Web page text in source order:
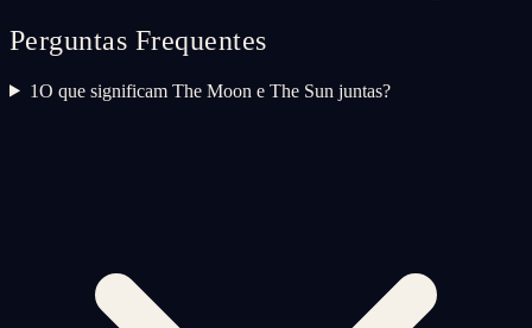
Perguntas Frequentes
1O que significam The Moon e The Sun juntas?